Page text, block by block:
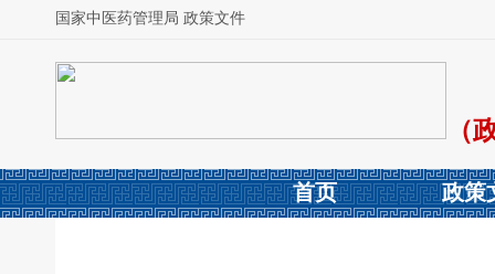
国家中医药管理局 政策文件
（
首页 政策